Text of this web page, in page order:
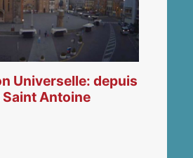
Universelle: depuis
Antoine